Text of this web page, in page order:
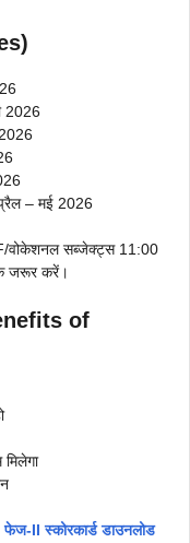
2026
– मई 2026
वोकेशनल सब्जेक्ट्स 11:00
जरूर करें।
of
II स्कोरकार्ड डाउनलोड